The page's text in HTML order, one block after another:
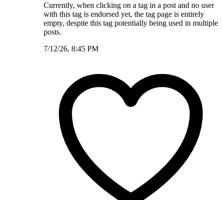
Currently, when clicking on a tag in a post and no user
with this tag is endorsed yet, the tag page is entirely
empty, despite this tag potentially being used in multiple
posts.
7/12/26, 8:45 PM